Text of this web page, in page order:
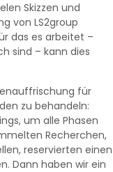
Skizzen und
von LS2group
das es arbeitet –
sind – kann dies
für
zu behandeln:
um alle Phasen
Recherchen,
reservierten einen
Dann haben wir ein